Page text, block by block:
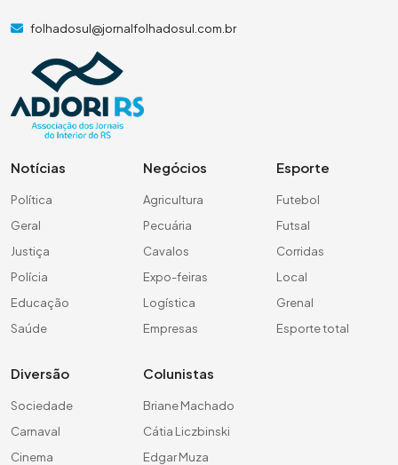
folhadosul@jornalfolhadosul.com.br
Notícias
Política
Geral
Justiça
Polícia
Educação
Saúde
Negócios
Agricultura
Pecuária
Cavalos
Expo-feiras
Logística
Empresas
Esporte
Futebol
Futsal
Corridas
Local
Grenal
Esporte total
Diversão
Sociedade
Carnaval
Cinema
Colunistas
Briane Machado
Cátia Liczbinski
Edgar Muza